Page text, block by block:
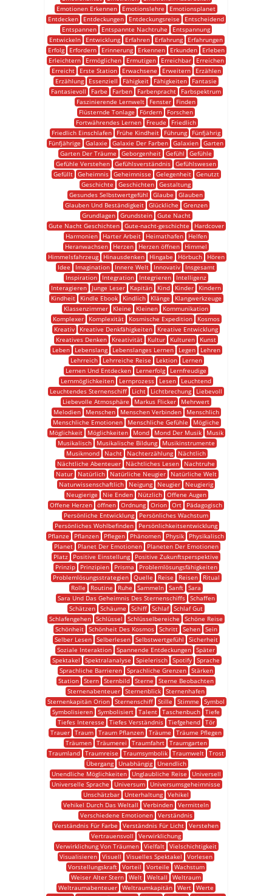
Emotionen Erkennen
Emotionslehre
Emotionsplanet
Entdecken
Entdeckungen Entdeckungsreise
Entscheidend
Entspannen
Entspannte Nachtruhe
Entspannung
Entwickeln
Entwicklung Erfahren Erfahrung
Erfahrungen
Erfolg
Erfordern Erinnerung Erkennen Erkunden
Erleben
Erleichtern
Ermöglichen Ermutigen Erreichbar
Erreichen
Erreicht
Erste Station Erwachsene Erweitern
Erzählen
Erzählung
Essenziell Fähigkeit Fähigkeiten
Fantasie
Fantasievoll
Farbe Farben Farbenpracht
Farbspektrum
Faszinierende Lernwelt
Fenster
Finden
Flüsternde Tonlage
Fördern
Forschen
Fortwährendes Lernen
Freude
Friedlich
Friedlich Einschlafen
Frühe Kindheit Führung
Fünfjährig
Fünfjährige
Galaxie Galaxie Der Farben Galaxien Garten
Garten Der Träume
Geborgenheit Gefühl
Gefühle
Gefühle Verstehen Gefühlsverständnis Gefühlswesen
Gefüllt
Geheimnis Geheimnisse Gelegenheit
Genutzt
Geschichte
Geschichten Gestaltung
Gesundes Selbstwertgefühl
Glaube
Glauben
Glauben Und Beständigkeit
Glückliche
Grenzen
Grundlagen
Grundstein
Gute Nacht
Gute Nacht Geschichten
Gute-nacht-geschichte
Hardcover
Harmonien
Harter Arbeit Heimathafen
Helfen
Heranwachsen
Herzen Herzen öffnen
Himmel
Himmelsfahrzeug
Hinausdenken Hingabe Hörbuch
Hören
Idee
Imagination Innere Welt Innovativ
Insgesamt
Inspiration
Integration Integrieren
Intelligenz
Interagieren
Junge Leser Kapitän Kind Kinder
Kindern
Kindheit
Kindle Ebook Kindlich Klänge
Klangwerkzeuge
Klassenzimmer
Kleine Kleinen
Kommunikation
Komplexer
Komplexität Kosmische Expedition
Kosmos
Kreativ
Kreative Denkfähigkeiten
Kreative Entwicklung
Kreatives Denken
Kreativität Kultur Kulturen
Kunst
Leben
Lebenslang Lebenslanges Lernen Legen
Lehren
Lehrreich
Lehrreiche Reise Lektion
Lernen
Lernen Und Entdecken
Lernerfolg
Lernfreudige
Lernmöglichkeiten
Lernprozess Lesen
Leuchtend
Leuchtendes Sternenschiff
Licht Lichtbrechung
Liebevoll
Liebevolle Atmosphäre
Markus Flicker
Mehrwert
Melodien
Menschen Menschen Verbinden
Menschlich
Menschliche Emotionen
Menschliche Gefühle
Mögliche
Möglichkeit
Möglichkeiten Mond Mond Der Musik
Musik
Musikalisch
Musikalische Bildung
Musikinstrumente
Musikmond
Nacht Nachterzählung
Nächtlich
Nächtliche Abenteuer
Nächtliches Lesen
Nachtruhe
Natur
Natürlich Natürliche Neugier
Natürliche Welt
Naturwissenschaftlich
Neigung Neugier
Neugierig
Neugierige
Nie Enden Nützlich
Offene Augen
Offene Herzen öffnen Ordnung Orion Ort
Pädagogisch
Persönliche Entwicklung
Persönliches Wachstum
Persönliches Wohlbefinden
Persönlichkeitsentwicklung
Pflanze
Pflanzen Pflegen Phänomen Physik
Physikalisch
Planet
Planet Der Emotionen
Planeten Der Emotionen
Platz
Positive Einstellung
Positive Zukunftsperspektive
Prinzip
Prinzipien Prisma
Problemlösungsfähigkeiten
Problemlösungsstrategien
Quelle Reise Reisen
Ritual
Rolle
Routine Ruhe Sammeln Sanft Sara
Sara Und Das Geheimnis Des Sternenschiffs
Schaffen
Schätzen Schäume Schiff Schlaf Schlaf Gut
Schlafengehen Schlüssel Schlüsselbereiche
Schöne Reise
Schönheit
Schönheit Des Kosmos Schritt Sehen
Sein
Selber Lesen
Selberlesen Selbstwertgefühl
Sicherheit
Soziale Interaktion Spannende Entdeckungen Später
Spektakel
Spektralanalyse Spielerisch Spotify Sprache
Sprachliche Barrieren
Sprachliche Grenzen
Stärken
Station Stern Sternbild Sterne
Sterne Beobachten
Sternenabenteuer Sternenblick Sternenhafen
Sternenkapitän Orion Sternenschiff Stille Stimme
Symbol
Symbolisieren Symbolisiert Talent Taschenbuch Tiefe
Tiefes Interesse
Tiefes Verständnis Tiefgehend
Tör
Trauer Traum Traum Pflanzen Träume
Träume Pflegen
Träumen
Träumerei Traumfahrt
Traumgarten
Traumland
Traumreise Traumsymbolik Traumwelt
Trost
Übergang
Unabhängig
Unendlich
Unendliche Möglichkeiten
Unglaubliche Reise
Universell
Universelle Sprache
Universum
Universumsgeheimnisse
Unschätzbar
Unterhaltung Vehikel
Vehikel Durch Das Weltall
Verbinden Vermitteln
Verschiedene Emotionen
Verständnis
Verständnis Für Farbe
Verständnis Für Licht
Verstehen
Vertrauensvoll
Verwirklichung
Verwirklichung Von Träumen
Vielfalt
Vielschichtigkeit
Visualisieren Visuell Visuelles Spektakel
Vorlesen
Vorstellungskraft
Vorteil Vorteile
Wachstum
Weiser Alter Stern Welt Weltall
Weltraum
Weltraumabenteuer Weltraumkapitän Wert Werte